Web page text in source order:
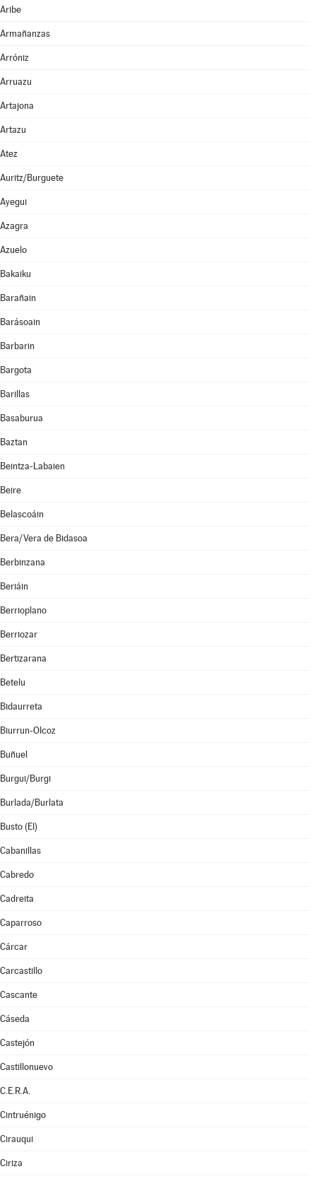
Aribe
Armañanzas
Arróniz
Arruazu
Artajona
Artazu
Atez
Auritz/Burguete
Ayegui
Azagra
Azuelo
Bakaiku
Barañain
Barásoain
Barbarin
Bargota
Barillas
Basaburua
Baztan
Beintza-Labaien
Beire
Belascoáin
Bera/Vera de Bidasoa
Berbinzana
Beriáin
Berrioplano
Berriozar
Bertizarana
Betelu
Bidaurreta
Biurrun-Olcoz
Buñuel
Burgui/Burgi
Burlada/Burlata
Busto (El)
Cabanillas
Cabredo
Cadreita
Caparroso
Cárcar
Carcastillo
Cascante
Cáseda
Castejón
Castillonuevo
C.E.R.A.
Cintruénigo
Cirauqui
Ciriza